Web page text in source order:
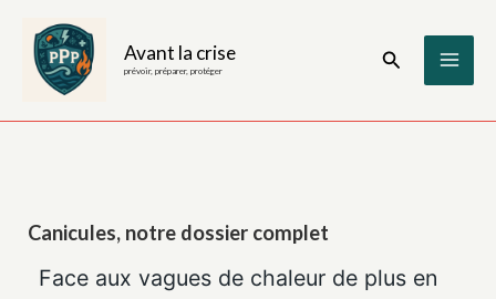
contenu
Avant la crise
prévoir, préparer, protéger
Rechercher
Canicules, notre dossier complet
Face aux vagues de chaleur de plus en